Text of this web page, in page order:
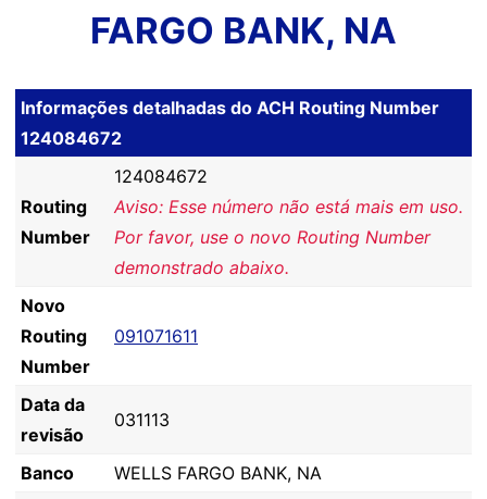
FARGO BANK, NA
Informações detalhadas do ACH Routing Number
124084672
Routing
Number
124084672
Aviso: Esse número não está mais em uso.
Por favor, use o novo Routing Number
demonstrado abaixo.
Novo
Routing
Number
091071611
Data da
revisão
031113
Banco
WELLS FARGO BANK, NA